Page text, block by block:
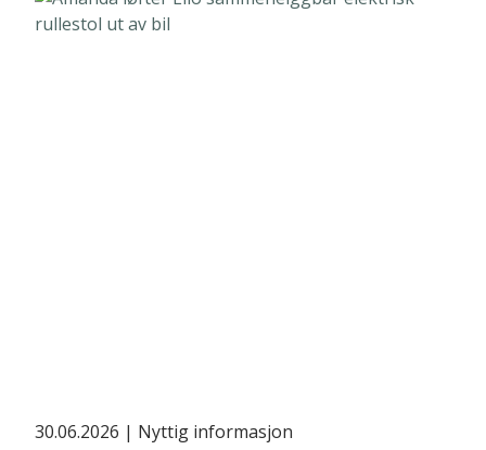
30.06.2026 | Nyttig informasjon